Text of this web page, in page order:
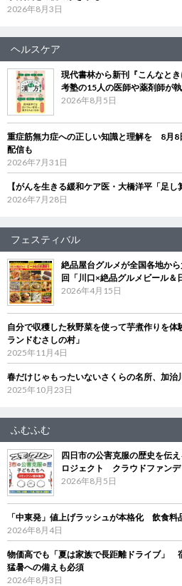
2026年8月3日
ヘルスケア
現代書林から新刊『こんなと
考塾の15人の医師や薬剤師が
2026年8月5日
重症筋無力症への正しい知識と理解を 8月8
配信も
2026年7月31日
【がんを生きる緩和ケア医・大橋洋平「足
2026年7月28日
フェスティバル
絶品屋台グルメが全国各地か
回「川口×絶品グルメビール＆
2026年4月15日
自分で収穫した秋野菜を使って芋煮作りを
ランドむさしの村」
2025年11月4日
春だけじゃもったいないさくらの名所、加治
2025年10月23日
ふむふむ
四日市の公害克服の歴史を伝
ロジェクト クラウドファン
2026年8月5日
「中東発」値上げラッシュが本格化 飲食料
2026年8月4日
物価高でも「夏は家族で長距離ドライブ」
猛暑への備えも必須
2026年8月3日